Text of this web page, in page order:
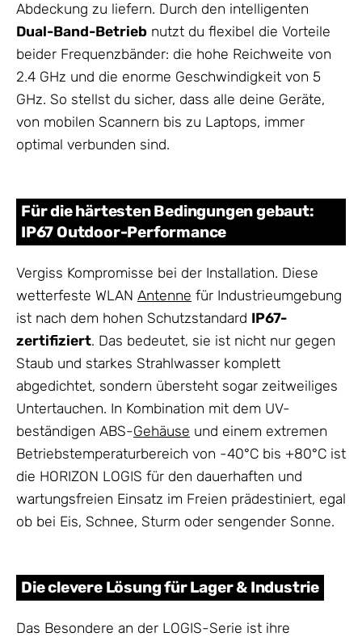
Abdeckung zu liefern. Durch den intelligenten
Dual-Band-Betrieb nutzt du flexibel die Vorteile
beider Frequenzbänder: die hohe Reichweite von
2.4 GHz und die enorme Geschwindigkeit von 5
GHz. So stellst du sicher, dass alle deine Geräte,
von mobilen Scannern bis zu Laptops, immer
optimal verbunden sind.
Für die härtesten Bedingungen gebaut:
IP67 Outdoor-Performance
Vergiss Kompromisse bei der Installation. Diese
wetterfeste WLAN Antenne für Industrieumgebung
ist nach dem hohen Schutzstandard IP67-
zertifiziert. Das bedeutet, sie ist nicht nur gegen
Staub und starkes Strahlwasser komplett
abgedichtet, sondern übersteht sogar zeitweiliges
Untertauchen. In Kombination mit dem UV-
beständigen ABS-Gehäuse und einem extremen
Betriebstemperaturbereich von -40°C bis +80°C ist
die HORIZON LOGIS für den dauerhaften und
wartungsfreien Einsatz im Freien prädestiniert, egal
ob bei Eis, Schnee, Sturm oder sengender Sonne.
Die clevere Lösung für Lager & Industrie
Das Besondere an der LOGIS-Serie ist ihre